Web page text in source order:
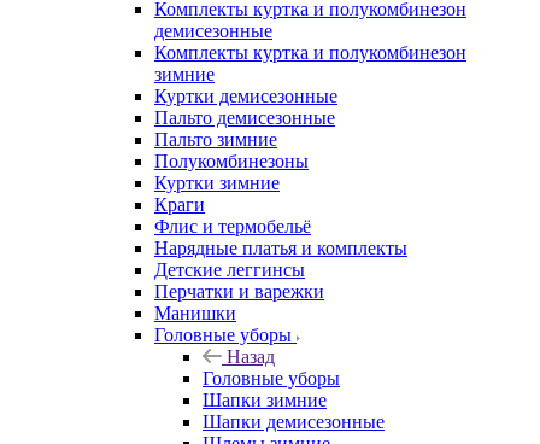
Комплекты куртка и полукомбинезон
демисезонные
Комплекты куртка и полукомбинезон
зимние
Куртки демисезонные
Пальто демисезонные
Пальто зимние
Полукомбинезоны
Куртки зимние
Краги
Флис и термобельё
Нарядные платья и комплекты
Детские леггинсы
Перчатки и варежки
Манишки
Головные уборы
Назад
Головные уборы
Шапки зимние
Шапки демисезонные